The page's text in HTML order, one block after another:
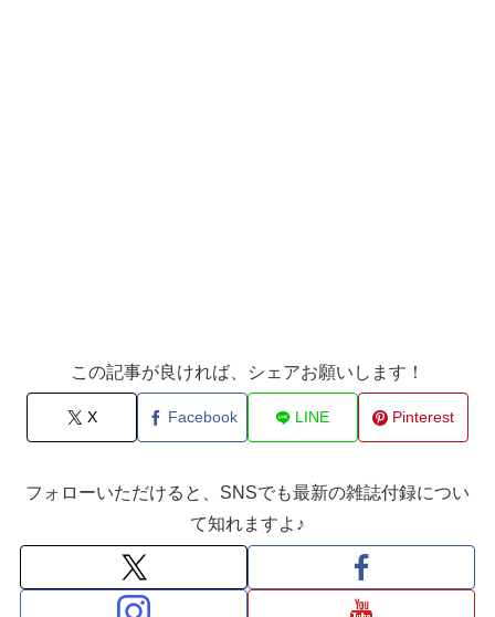
この記事が良ければ、シェアお願いします！
X Facebook LINE Pinterest
フォローいただけると、SNSでも最新の雑誌付録につい
て知れますよ♪